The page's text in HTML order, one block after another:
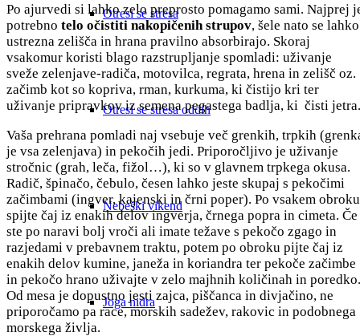
Otresi se stresa
Otresi se stresa oddih
Nebeški vikend
Joga nidra
Po ajurvedi si lahko zelo preprosto pomagamo sami. Najprej
potrebno telo očistiti nakopičenih strupov, šele nato se lahko
ustrezna zelišča in hrana pravilno absorbirajo. Skoraj
vsakomur koristi blago razstrupljanje spomladi: uživanje
sveže zelenjave-radiča, motovilca, regrata, hrena in zelišč oz.
začimb kot so kopriva, rman, kurkuma, ki čistijo kri ter
uživanje pripravkov iz semena pegastega badlja, ki čisti jetra.
Vaša prehrana pomladi naj vsebuje več grenkih, trpkih
je vsa zelenjava) in pekočih jedi. Priporočljivo je uživanje
stročnic (grah, leča, fižol…), ki so v glavnem trpkega okusa.
Radič, špinačo, čebulo, česen lahko jeste skupaj s pekočimi
začimbami (ingver, kajenski in črni poper). Po vsakem obroku
spijte čaj iz enakih delov ingverja, črnega popra in cimeta. Če
ste po naravi bolj vroči ali imate težave s pekočo zgago in
razjedami v prebavnem traktu, potem po obroku pijte čaj iz
enakih delov kumine, janeža in koriandra ter pekoče začimbe
in pekočo hrano uživajte v zelo majhnih količinah in poredko.
Od mesa je dopustno jesti zajca, piščanca in divjačino, ne
priporočamo pa race, morskih sadežev, rakovic in podobnega
morskega življa.